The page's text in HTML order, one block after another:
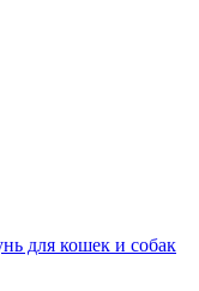
для кошек и собак